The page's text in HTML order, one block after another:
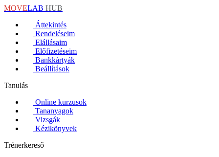
MOVELAB HUB
Áttekintés
Rendeléseim
Elállásaim
Előfizetéseim
Bankkártyák
Beállítások
Tanulás
Online kurzusok
Tananyagok
Vizsgák
Kézikönyvek
Trénerkereső